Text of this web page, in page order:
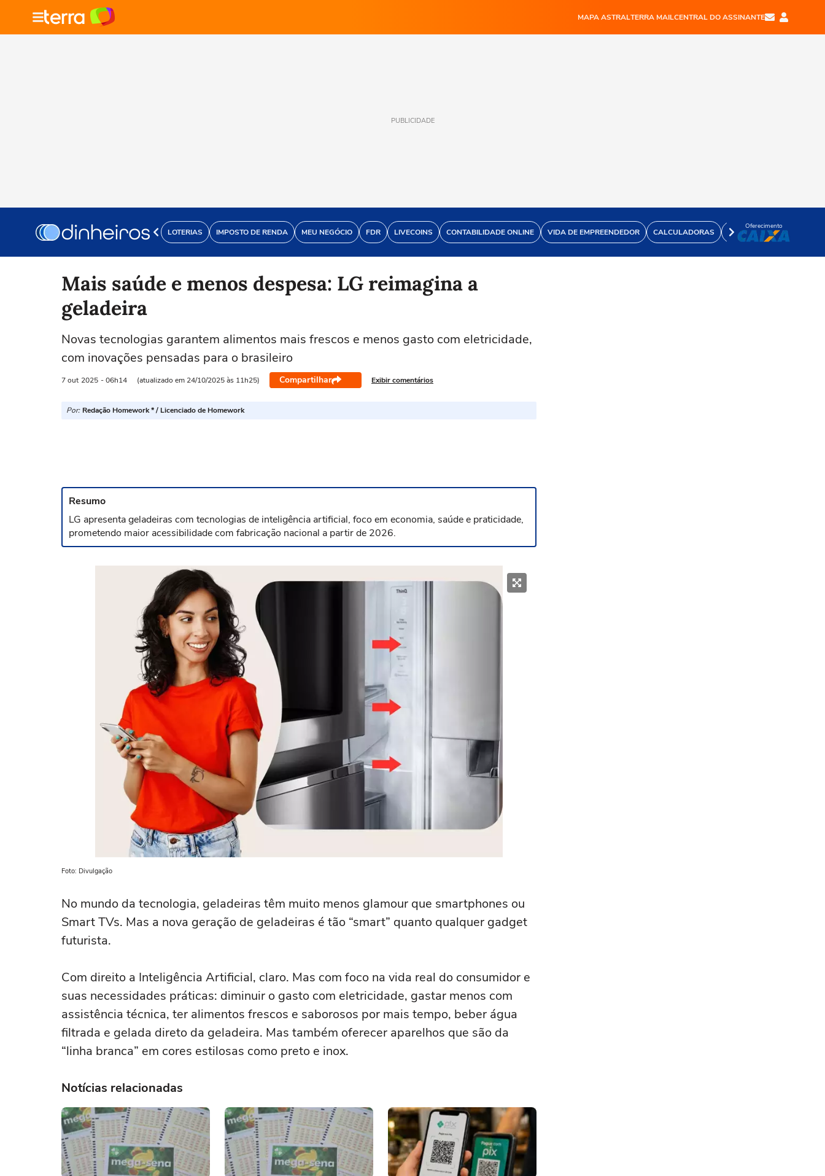
MAPA ASTRALTERRA MAILCENTRAL DO ASSINANTE
PUBLICIDADE
LOTERIAS IMPOSTO DE RENDA MEU NEGÓCIO FDR LIVECOINS CONTABILIDADE ONLINE VIDA DE EMPREENDEDOR CALCULADORAS VÍDEOS
Oferecimento
Mais saúde e menos despesa: LG reimagina a
geladeira
Novas tecnologias garantem alimentos mais frescos e menos gasto com eletricidade,
com inovações pensadas para o brasileiro
7 out 2025 - 06h14 (atualizado em 24/10/2025 às 11h25) Compartilhar Exibir comentários
Por: Redação Homework * / Licenciado de Homework
Resumo
LG apresenta geladeiras com tecnologias de inteligência artificial, foco em economia, saúde e praticidade,
prometendo maior acessibilidade com fabricação nacional a partir de 2026.
Foto: Divulgação
No mundo da tecnologia, geladeiras têm muito menos glamour que smartphones ou
Smart TVs. Mas a nova geração de geladeiras é tão “smart” quanto qualquer gadget
futurista.
Com direito a Inteligência Artificial, claro. Mas com foco na vida real do consumidor e
suas necessidades práticas: diminuir o gasto com eletricidade, gastar menos com
assistência técnica, ter alimentos frescos e saborosos por mais tempo, beber água
filtrada e gelada direto da geladeira. Mas também oferecer aparelhos que são da
“linha branca” em cores estilosas como preto e inox.
Notícias relacionadas